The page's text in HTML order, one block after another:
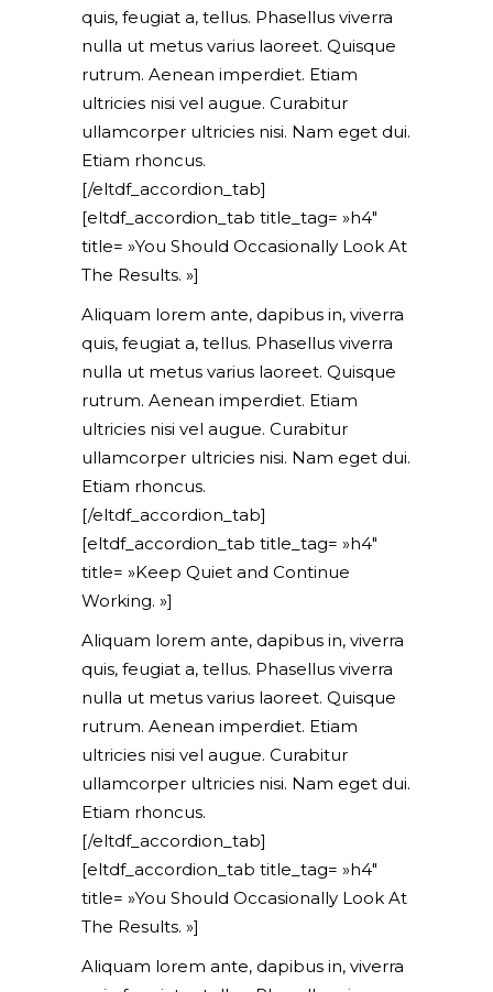
quis, feugiat a, tellus. Phasellus viverra
nulla ut metus varius laoreet. Quisque
rutrum. Aenean imperdiet. Etiam
ultricies nisi vel augue. Curabitur
ullamcorper ultricies nisi. Nam eget dui.
Etiam rhoncus.
[/eltdf_accordion_tab]
[eltdf_accordion_tab title_tag= »h4″
title= »You Should Occasionally Look At
The Results. »]
Aliquam lorem ante, dapibus in, viverra
quis, feugiat a, tellus. Phasellus viverra
nulla ut metus varius laoreet. Quisque
rutrum. Aenean imperdiet. Etiam
ultricies nisi vel augue. Curabitur
ullamcorper ultricies nisi. Nam eget dui.
Etiam rhoncus.
[/eltdf_accordion_tab]
[eltdf_accordion_tab title_tag= »h4″
title= »Keep Quiet and Continue
Working. »]
Aliquam lorem ante, dapibus in, viverra
quis, feugiat a, tellus. Phasellus viverra
nulla ut metus varius laoreet. Quisque
rutrum. Aenean imperdiet. Etiam
ultricies nisi vel augue. Curabitur
ullamcorper ultricies nisi. Nam eget dui.
Etiam rhoncus.
[/eltdf_accordion_tab]
[eltdf_accordion_tab title_tag= »h4″
title= »You Should Occasionally Look At
The Results. »]
Aliquam lorem ante, dapibus in, viverra